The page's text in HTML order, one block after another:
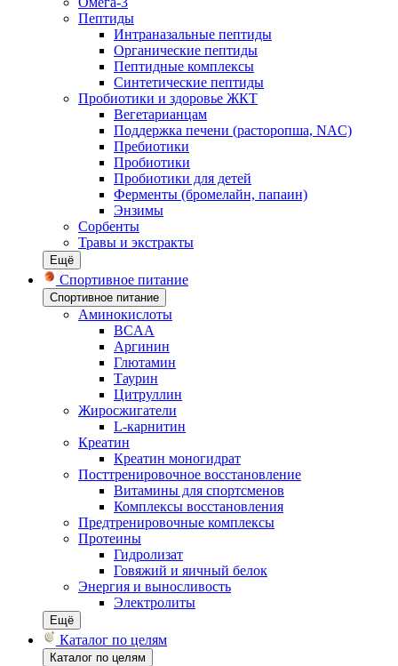
Пептиды
Интраназальные пептиды
Органические пептиды
Пептидные комплексы
Синтетические пептиды
Пробиотики и здоровье ЖКТ
Вегетарианцам
Поддержка печени (расторопша, NAC)
Пребиотики
Пробиотики
Пробиотики для детей
Ферменты (бромелайн, папаин)
Энзимы
Сорбенты
Травы и экстракты
Ещё
Спортивное питание
Спортивное питание
Аминокислоты
BCAA
Аргинин
Глютамин
Таурин
Цитруллин
Жиросжигатели
L-карнитин
Креатин
Креатин моногидрат
Посттренировочное восстановление
Витамины для спортсменов
Комплексы восстановления
Предтренировочные комплексы
Протеины
Гидролизат
Говяжий и яичный белок
Энергия и выносливость
Электролиты
Ещё
Каталог по целям
Каталог по целям